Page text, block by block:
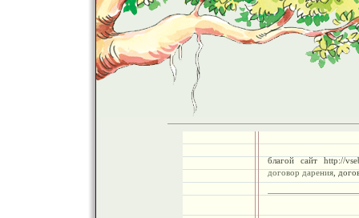
благой сайт http://
договор дарения,